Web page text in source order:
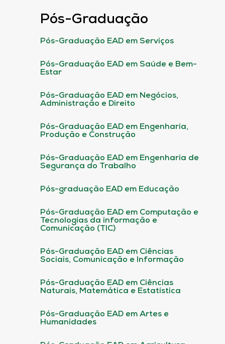
Pós-Graduação
Pós-Graduação EAD em Serviços
Pós-Graduação EAD em Saúde e Bem-
Estar
Pós-Graduação EAD em Negócios,
Administração e Direito
Pós-Graduação EAD em Engenharia,
Produção e Construção
Pós-Graduação EAD em Engenharia de
Segurança do Trabalho
Pós-graduação EAD em Educação
Pós-Graduação EAD em Computação e
Tecnologias da informação e
Comunicação (TIC)
Pós-Graduação EAD em Ciências
Sociais, Comunicação e Informação
Pós-Graduação EAD em Ciências
Naturais, Matemática e Estatística
Pós-Graduação EAD em Artes e
Humanidades